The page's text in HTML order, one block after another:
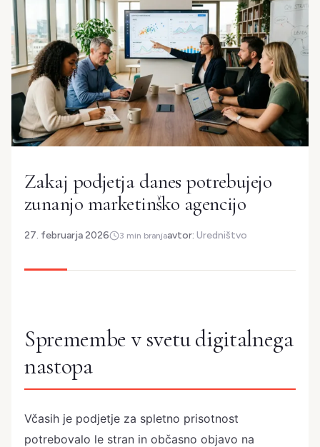
Zakaj podjetja danes potrebujejo
zunanjo marketinško agencijo
27. februarja 2026 3 min branjaavtor: Uredništvo
Spremembe v svetu digitalnega
nastopa
Včasih je podjetje za spletno prisotnost
potrebovalo le stran in občasno objavo na